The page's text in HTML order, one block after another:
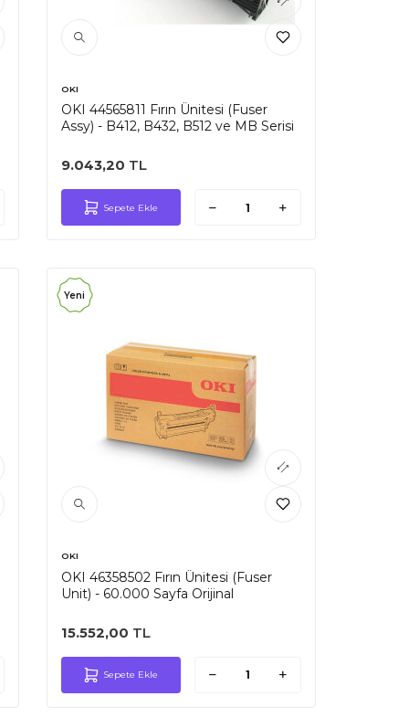
OKI
OKI 44565811 Fırın Ünitesi (Fuser
Assy) - B412, B432, B512 ve MB Serisi
9.043,20 TL
Sepete Ekle
Yeni
OKI
OKI 46358502 Fırın Ünitesi (Fuser
Unit) - 60.000 Sayfa Orijinal
15.552,00 TL
Sepete Ekle